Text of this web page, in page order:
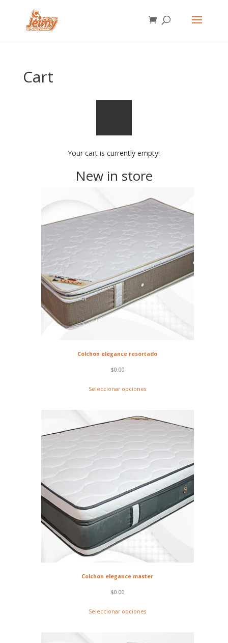
Cart
Your cart is currently empty!
New in store
Colchon elegance resortado
$0.00
Seleccionar opciones
Colchon elegance master
$0.00
Seleccionar opciones